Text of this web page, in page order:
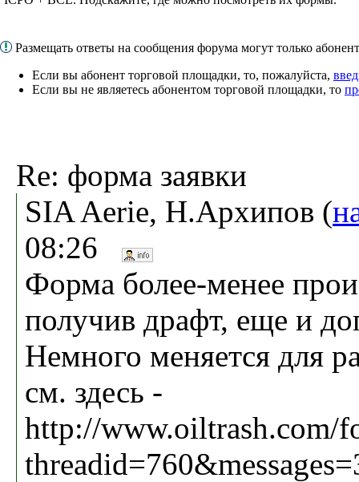
Размещать ответы на сообщения форума могут только
Если вы абонент торговой площадки, то, пожалуйста,
Если вы не являетесь абонентом торговой площадки, то
Re: форма заявки
SIA Aerie, Н.Архипов (
08:26
Форма более-менее
получив драфт, еще и
Немного меняется для
см. здесь -
http://www.oiltrash.com/